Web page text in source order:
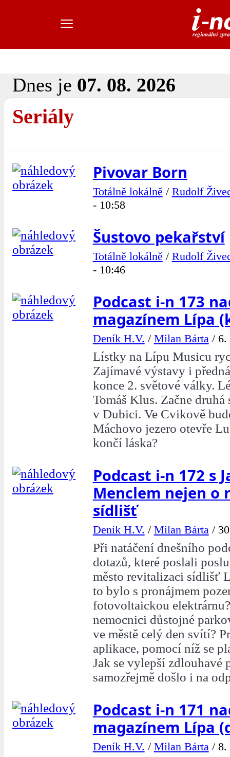
Dnes je 07. 08. 2026
Seriály
Pivovar Born
Totálně lokálně / Rudolf
- 10:58
Šustovo pekařství
Totálně lokálně / Rudolf
- 10:46
Podcast i-n 173
magazínem Lípa
Deník H.V. / Milan Bárta/ 6.
Lístky na Lípu Musicu
Zajímavé výstavy i
konce 2. světové války.
Tomáš Klus. Začne druhá
v Dubici. Ve Cvikově
Máchovo jezero otevře
končí láska?
Podcast i-n 172 s
Menclem nejen o
sídlišť
Deník H.V. / Milan Bárta/
Při natáčení dnešního
dotazů, které poslali
město revitalizaci sídlišť
to bylo s pronájmem
fotovoltaickou
nemocnici důstojné
ve městě celý den svítí?
aplikace, pomocí níž se
Jak se vylepší zdlouhavé
samozřejmě došlo i na
Podcast i-n 171
magazínem Lípa
Deník H.V. / Milan Bárta/ 8.